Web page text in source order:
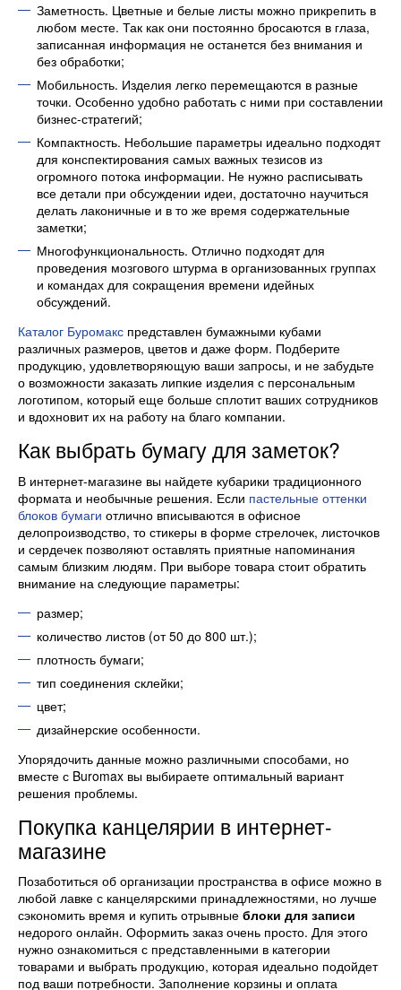
Заметность. Цветные и белые листы можно прикрепить в
любом месте. Так как они постоянно бросаются в глаза,
записанная информация не останется без внимания и
без обработки;
Мобильность. Изделия легко перемещаются в разные
точки. Особенно удобно работать с ними при составлении
бизнес-стратегий;
Компактность. Небольшие параметры идеально подходят
для конспектирования самых важных тезисов из
огромного потока информации. Не нужно расписывать
все детали при обсуждении идеи, достаточно научиться
делать лаконичные и в то же время содержательные
заметки;
Многофункциональность. Отлично подходят для
проведения мозгового штурма в организованных группах
и командах для сокращения времени идейных
обсуждений.
Каталог Буромакс представлен бумажными кубами
различных размеров, цветов и даже форм. Подберите
продукцию, удовлетворяющую ваши запросы, и не забудьте
о возможности заказать липкие изделия с персональным
логотипом, который еще больше сплотит ваших сотрудников
и вдохновит их на работу на благо компании.
Как выбрать бумагу для заметок?
В интернет-магазине вы найдете кубарики традиционного
формата и необычные решения. Если пастельные оттенки
блоков бумаги отлично вписываются в офисное
делопроизводство, то стикеры в форме стрелочек, листочков
и сердечек позволяют оставлять приятные напоминания
самым близким людям. При выборе товара стоит обратить
внимание на следующие параметры:
размер;
количество листов (от 50 до 800 шт.);
плотность бумаги;
тип соединения склейки;
цвет;
дизайнерские особенности.
Упорядочить данные можно различными способами, но
вместе с Buromax вы выбираете оптимальный вариант
решения проблемы.
Покупка канцелярии в интернет-
магазине
Позаботиться об организации пространства в офисе можно в
любой лавке с канцелярскими принадлежностями, но лучше
сэкономить время и купить отрывные блоки для записи
недорого онлайн. Оформить заказ очень просто. Для этого
нужно ознакомиться с представленными в категории
товарами и выбрать продукцию, которая идеально подойдет
под ваши потребности. Заполнение корзины и оплата